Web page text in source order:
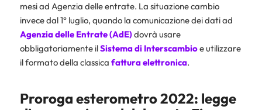
mesi ad Agenzia delle entrate. La situazione cambio
invece dal 1° luglio, quando la comunicazione dei dati ad
Agenzia delle Entrate (AdE)dovrà usare
obbligatoriamente ilSistema di Interscambioe utilizzare
il formato della classica fattura elettronica.
Proroga esterometro 2022: legge